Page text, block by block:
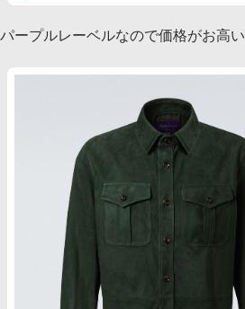
パープルレーベルなので価格がお高い